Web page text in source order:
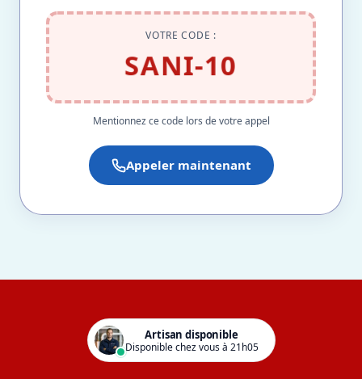
VOTRE CODE :
SANI-10
Mentionnez ce code lors de votre appel
Appeler maintenant
Artisan disponible
Disponible chez vous à 21h05